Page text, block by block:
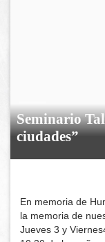
Seminario
ciudades”
En memoria de
la memoria de
Jueves 3 y